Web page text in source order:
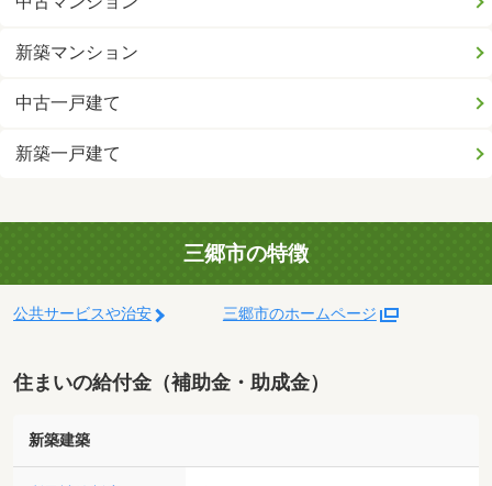
新築マンション
中古一戸建て
新築一戸建て
三郷市の特徴
公共サービスや治安 三郷市のホームページ
住まいの給付金（補助金・助成金）
新築建築